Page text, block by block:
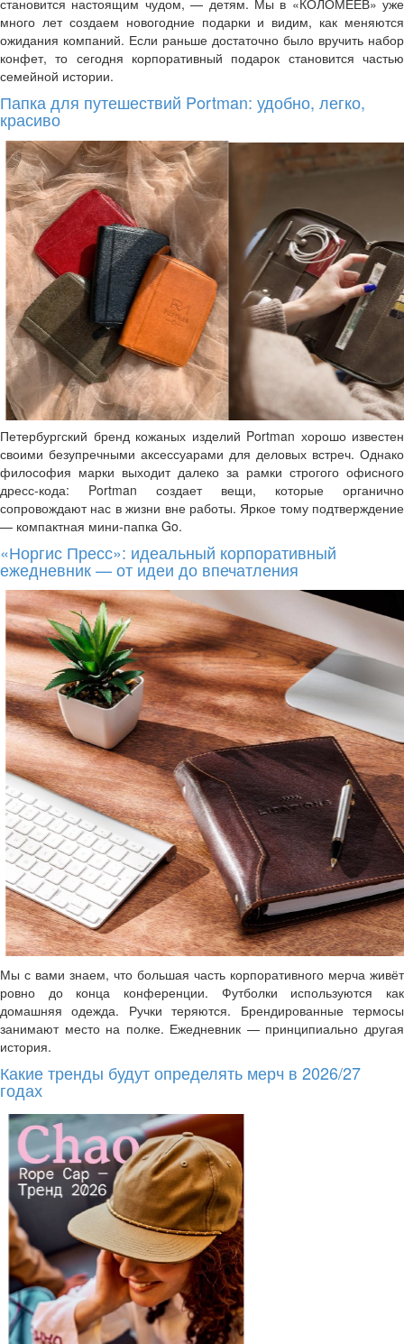
становится настоящим чудом, — детям. Мы в «КОЛОМЕЕВ» уже
много лет создаем новогодние подарки и видим, как меняются
ожидания компаний. Если раньше достаточно было вручить набор
конфет, то сегодня корпоративный подарок становится частью
семейной истории.
Папка для путешествий Portman: удобно, легко,
красиво
Петербургский бренд кожаных изделий Portman хорошо известен
своими безупречными аксессуарами для деловых встреч. Однако
философия марки выходит далеко за рамки строгого офисного
дресс-кода: Portman создает вещи, которые органично
сопровождают нас в жизни вне работы. Яркое тому подтверждение
— компактная мини-папка Go.
«Норгис Пресс»: идеальный корпоративный
ежедневник — от идеи до впечатления
Мы с вами знаем, что большая часть корпоративного мерча живёт
ровно до конца конференции. Футболки используются как
домашняя одежда. Ручки теряются. Брендированные термосы
занимают место на полке. Ежедневник — принципиально другая
история.
Какие тренды будут определять мерч в 2026/27
годах